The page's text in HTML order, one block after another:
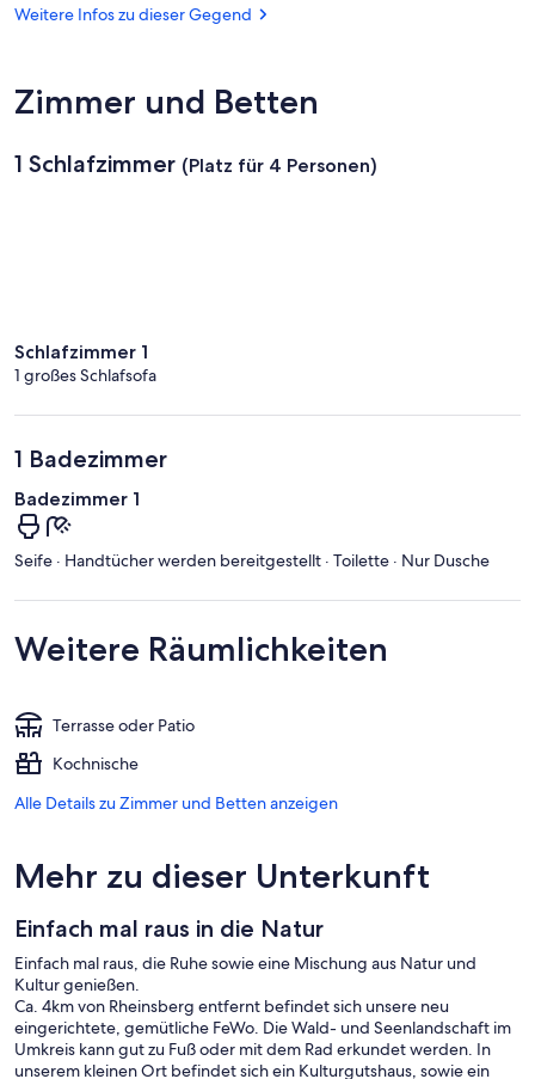
Stechlinsee
Weitere Infos zu dieser Gegend
Zimmer und Betten
1 Schlafzimmer (Platz für 4 Personen)
Schlafzimmer 1
1 großes Schlafsofa
1 Badezimmer
Badezimmer 1
Seife · Handtücher werden bereitgestellt · Toilette · Nur Dusche
Weitere Räumlichkeiten
Terrasse oder Patio
Kochnische
Alle Details zu Zimmer und Betten anzeigen
Mehr zu dieser Unterkunft
Einfach mal raus in die Natur
Einfach mal raus, die Ruhe sowie eine Mischung aus Natur und
Kultur genießen.
Ca. 4km von Rheinsberg entfernt befindet sich unsere neu
eingerichtete, gemütliche FeWo. Die Wald- und Seenlandschaft im
Umkreis kann gut zu Fuß oder mit dem Rad erkundet werden. In
unserem kleinen Ort befindet sich ein Kulturgutshaus, sowie ein